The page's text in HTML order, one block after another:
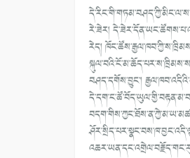
རེ་ཟེར།
རེད།
བཤད་དགོས་བྱུང་།